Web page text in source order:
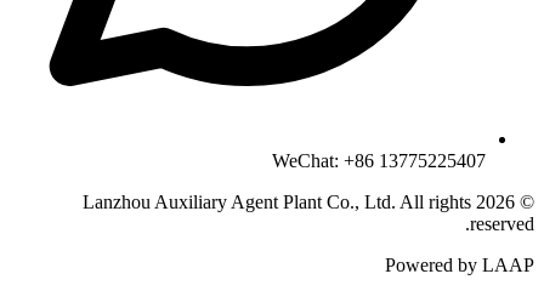
WeChat: +86 13775225407
© 2026 Lanzhou Auxiliary Agent Plant Co., Ltd. All rights
reserved.
Powered by LAAP